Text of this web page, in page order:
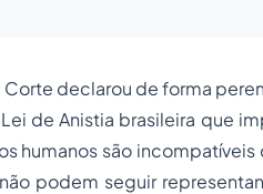
Corte declarou de forma
de Anistia brasileira que
humanos são
podem seguir